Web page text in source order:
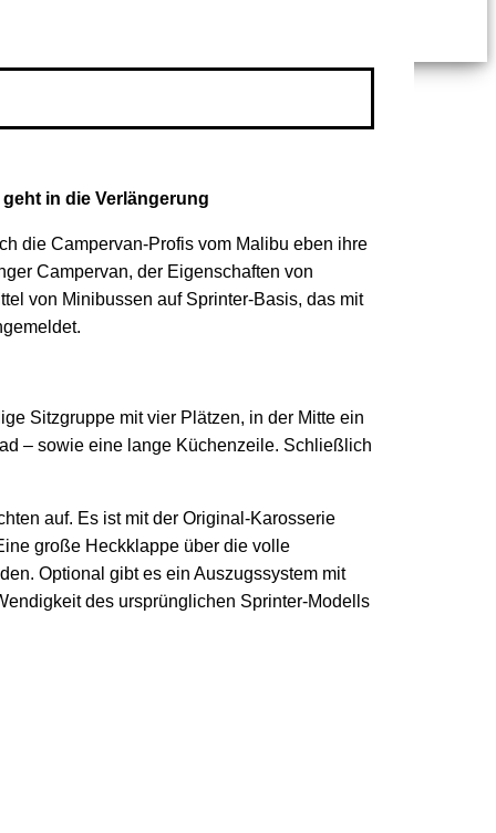
in die Verlängerung
die Campervan-Profis vom Malibu eben ihre
Campervan, der Eigenschaften von
von Minibussen auf Sprinter-Basis, das mit
Sitzgruppe mit vier Plätzen, in der Mitte ein
– sowie eine lange Küchenzeile. Schließlich
auf. Es ist mit der Original-Karosserie
große Heckklappe über die volle
Optional gibt es ein Auszugssystem mit
des ursprünglichen Sprinter-Modells